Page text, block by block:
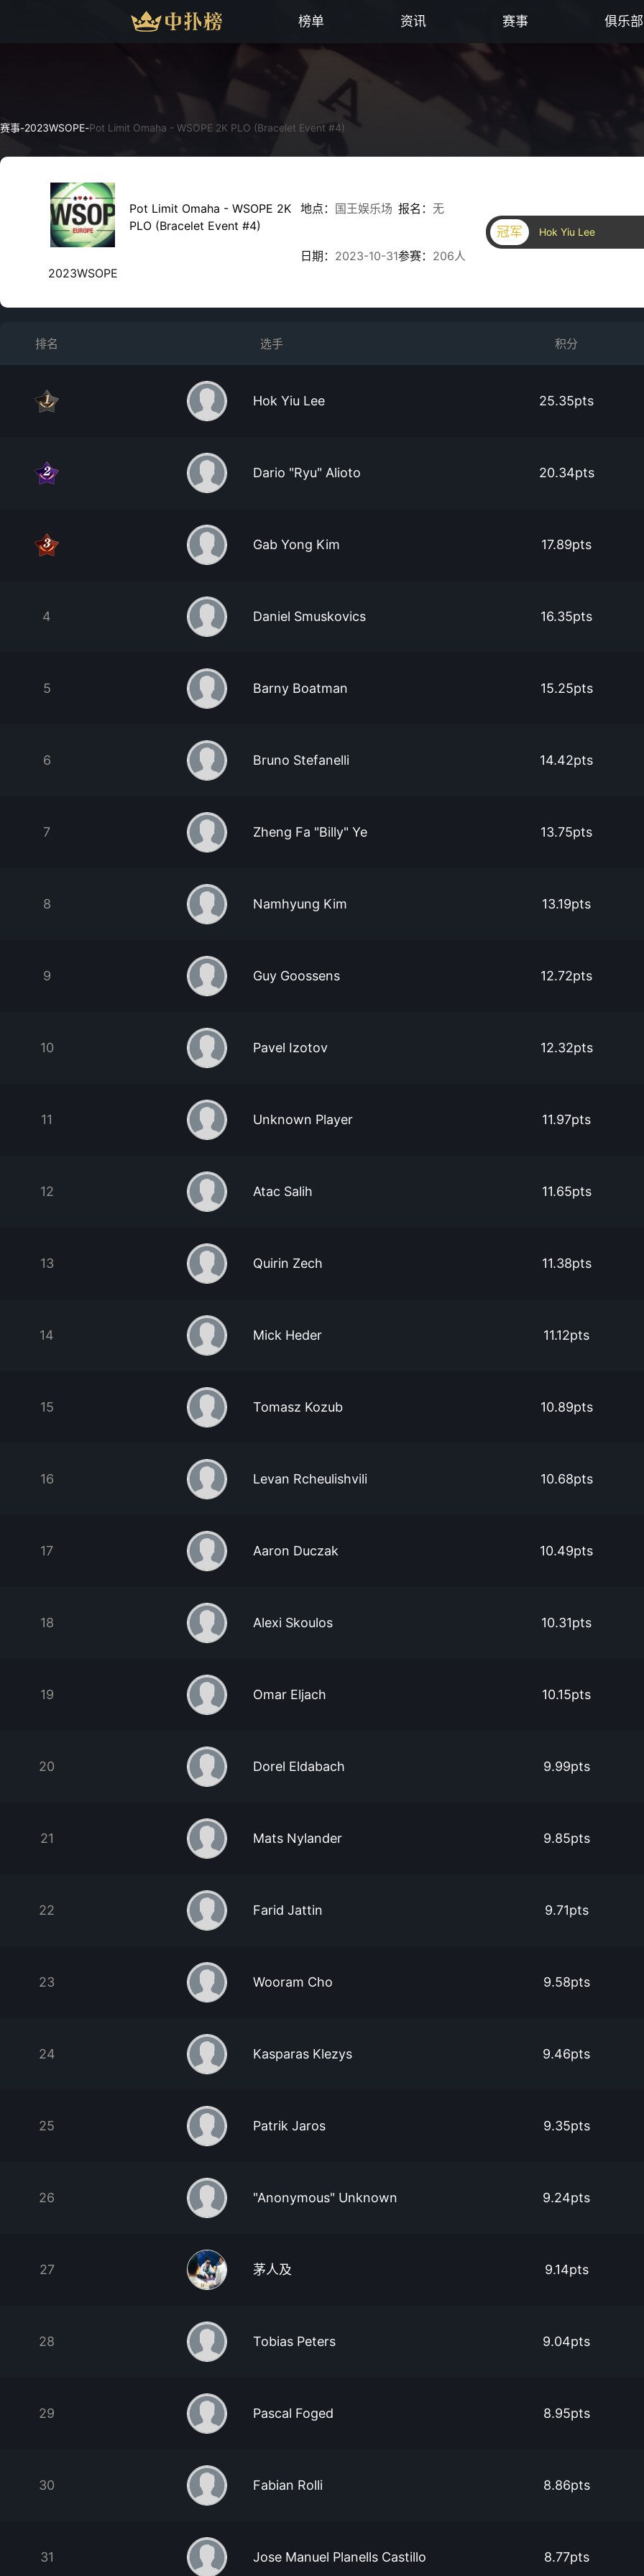
榜单 资讯 赛事 俱乐部
赛事-2023WSOPE-Pot Limit Omaha - WSOPE 2K PLO (Bracelet Event #4)
2023WSOPE
Pot Limit Omaha - WSOPE 2K
PLO (Bracelet Event #4)
地点： 国王娱乐场
日期： 2023-10-31
报名： 无
参赛： 206人
冠军 Hok Yiu Lee
排名 选手 积分
Hok Yiu Lee 25.35pts
Dario "Ryu" Alioto 20.34pts
Gab Yong Kim 17.89pts
4 Daniel Smuskovics 16.35pts
5 Barny Boatman 15.25pts
6 Bruno Stefanelli 14.42pts
7 Zheng Fa "Billy" Ye 13.75pts
8 Namhyung Kim 13.19pts
9 Guy Goossens 12.72pts
10 Pavel Izotov 12.32pts
11 Unknown Player 11.97pts
12 Atac Salih 11.65pts
13 Quirin Zech 11.38pts
14 Mick Heder 11.12pts
15 Tomasz Kozub 10.89pts
16 Levan Rcheulishvili 10.68pts
17 Aaron Duczak 10.49pts
18 Alexi Skoulos 10.31pts
19 Omar Eljach 10.15pts
20 Dorel Eldabach 9.99pts
21 Mats Nylander 9.85pts
22 Farid Jattin 9.71pts
23 Wooram Cho 9.58pts
24 Kasparas Klezys 9.46pts
25 Patrik Jaros 9.35pts
26 "Anonymous" Unknown 9.24pts
27 茅人及 9.14pts
28 Tobias Peters 9.04pts
29 Pascal Foged 8.95pts
30 Fabian Rolli 8.86pts
31 Jose Manuel Planells Castillo 8.77pts